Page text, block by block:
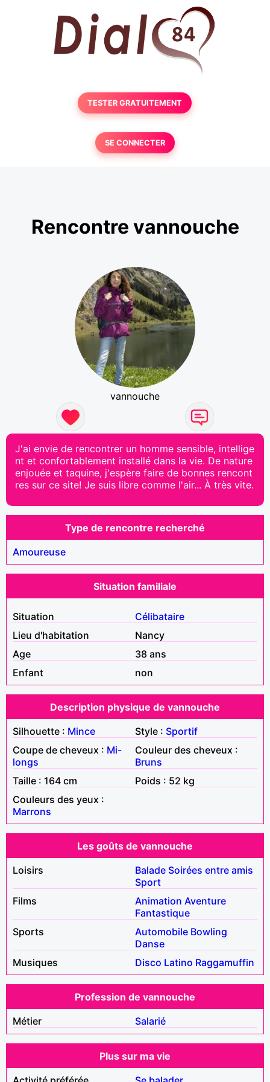
TESTER GRATUITEMENT
SE CONNECTER
Rencontre vannouche
vannouche
J'ai envie de rencontrer un homme sensible, intellige
nt et confortablement installé dans la vie. De nature
enjouée et taquine, j'espère faire de bonnes rencont
res sur ce site! Je suis libre comme l'air... À très vite.
Type de rencontre recherché
Amoureuse
Situation familiale
Situation
Célibataire
Lieu d'habitation
Nancy
Age
38 ans
Enfant
non
Description physique de vannouche
Silhouette : Mince Style : Sportif
Coupe de cheveux : Mi-
longs
Couleur des cheveux :
Bruns
Taille : 164 cm
Poids : 52 kg
Couleurs des yeux :
Marrons
Les goûts de vannouche
Loisirs
Balade Soirées entre amis
Sport
Films
Animation Aventure
Fantastique
Sports
Automobile Bowling
Danse
Musiques
Disco Latino Raggamuffin
Profession de vannouche
Métier
Salarié
Plus sur ma vie